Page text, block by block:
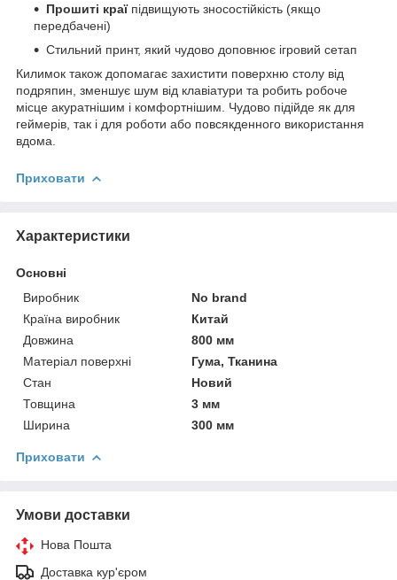
Прошиті країпідвищують зносостійкість (якщо
передбачені)
Стильний принт, який чудово доповнює ігровий сетап
Килимок також допомагає захистити поверхню столу від
подряпин, зменшує шум від клавіатури та робить робоче
місце акуратнішим і комфортнішим. Чудово підійде як для
геймерів, так і для роботи або повсякденного використання
вдома.
Приховати
Характеристики
Основні
Виробник
No brand
Країна виробник
Китай
Довжина
800 мм
Матеріал поверхні
Гума, Тканина
Стан
Новий
Товщина
3 мм
Ширина
300 мм
Приховати
Умови доставки
Нова Пошта
Доставка кур'єром